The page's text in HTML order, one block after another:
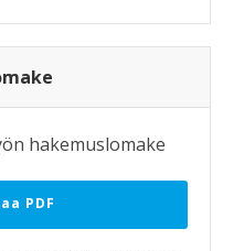
hakemuslomake
PDF